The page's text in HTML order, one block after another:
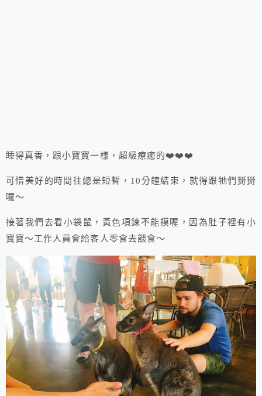
睡得真香，跟小寶寶一樣，超級療癒的❤️❤️❤️
可惜美好的時間往總是短暫，10分鐘結束，就得跟牠們掰掰
囉～
接著我們去看小袋鼠，黃色項鍊不能摸喔，因為肚子裡有小
寶寶～工作人員會給客人零食去餵食～